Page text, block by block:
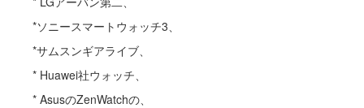
*ソニースマートウォッチ3、
*サムスンギアライブ、
* Huawei社ウォッチ、
* AsusのZenWatchの、